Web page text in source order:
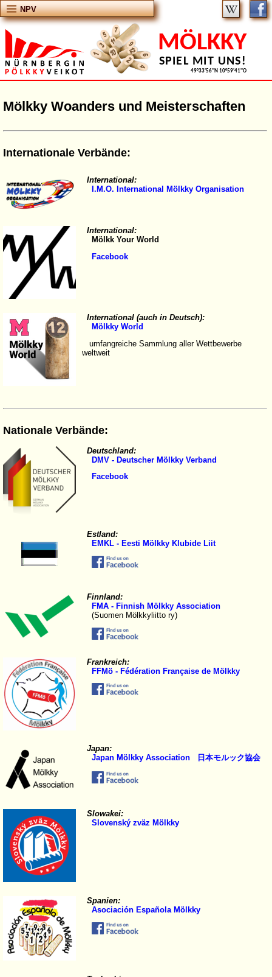
MÖLKKY
SPIEL MIT UNS!
49°33'56''N 10°59'41''O
NPV
Mölkky Woanders und Meisterschaften
Internationale Verbände:
International:
I.M.O. International Mölkky Organisation
International:
Mölkk Your World
Facebook
International (auch in Deutsch):
Mölkky World
umfangreiche Sammlung aller Wettbewerbe
weltweit
Nationale Verbände:
Deutschland:
DMV - Deutscher Mölkky Verband
Facebook
Estland:
EMKL - Eesti Mölkky Klubide Liit
Finnland:
FMA - Finnish Mölkky Association
(Suomen Mölkkyliitto ry)
Frankreich:
FFMö - Fédération Française de Mölkky
Japan:
Japan Mölkky Association 日本モルック協会
Slowakei:
Slovenský zväz Mölkky
Spanien:
Asociación Española Mölkky